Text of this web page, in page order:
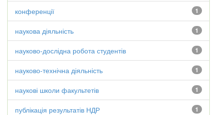
1
конференції
1
наукова діяльність
1
науково-дослідна робота студентів
1
науково-технічна діяльність
1
наукові школи факультетів
1
публікація результатів НДР